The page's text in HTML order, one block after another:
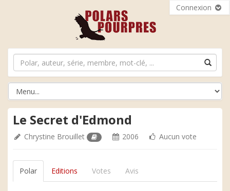
Connexion
Le Secret d'Edmond
Chrystine Brouillet 2006 Aucun vote
Polar Editions Votes Avis